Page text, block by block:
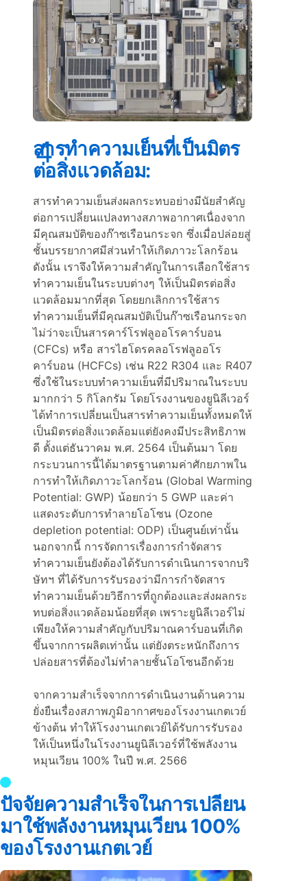
สารทำความเย็นที่เป็นมิตร
ต่อสิ่งแวดล้อม:
สารทำความเย็นส่งผลกระทบอย่างมีนัยสำคัญ
ต่อการเปลี่ยนแปลงทางสภาพอากาศเนื่องจาก
มีคุณสมบัติของก๊าซเรือนกระจก ซึ่งเมื่อปล่อยสู่
ชั้นบรรยากาศมีส่วนทำให้เกิดภาวะโลกร้อน
ดังนั้น เราจึงให้ความสำคัญในการเลือกใช้สาร
ทำความเย็นในระบบต่างๆ ให้เป็นมิตรต่อสิ่ง
แวดล้อมมากที่สุด โดยยกเลิกการใช้สาร
ทำความเย็นที่มีคุณสมบัติเป็นก๊าซเรือนกระจก
ไม่ว่าจะเป็นสารคาร์โรฟลูออโรคาร์บอน
(CFCs) หรือ สารไฮโดรคลอโรฟลูออโร
คาร์บอน (HCFCs) เช่น R22 R304 และ R407
ซึ่งใช้ในระบบทำความเย็นที่มีปริมาณในระบบ
มากกว่า 5 กิโลกรัม โดยโรงงานของยูนิลีเวอร์
ได้ทำการเปลี่ยนเป็นสารทำความเย็นทั้งหมดให้
เป็นมิตรต่อสิ่งแวดล้อมแต่ยังคงมีประสิทธิภาพ
ดี ตั้งแต่ธันวาคม พ.ศ. 2564 เป็นต้นมา โดย
กระบวนการนี้ได้มาตรฐานตามค่าศักยภาพใน
การทำให้เกิดภาวะโลกร้อน (Global Warming
Potential: GWP) น้อยกว่า 5 GWP และค่า
แสดงระดับการทำลายโอโซน (Ozone
depletion potential: ODP) เป็นศูนย์เท่านั้น
นอกจากนี้ การจัดการเรื่องการกำจัดสาร
ทำความเย็นยังต้องได้รับการดำเนินการจากบริ
ษัทฯ ที่ได้รับการรับรองว่ามีการกำจัดสาร
ทำความเย็นด้วยวิธีการที่ถูกต้องและส่งผลกระ
ทบต่อสิ่งแวดล้อมน้อยที่สุด เพราะยูนิลีเวอร์ไม่
เพียงให้ความสำคัญกับปริมาณคาร์บอนที่เกิด
ขึ้นจากการผลิตเท่านั้น แต่ยังตระหนักถึงการ
ปล่อยสารที่ต้องไม่ทำลายชั้นโอโซนอีกด้วย
จากความสำเร็จจากการดำเนินงานด้านความ
ยั่งยืนเรื่องสภาพภูมิอากาศของโรงงานเกตเวย์
ข้างต้น ทำให้โรงงานเกตเวย์ได้รับการรับรอง
ให้เป็นหนึ่งในโรงงานยูนิลีเวอร์ที่ใช้พลังงาน
หมุนเวียน 100% ในปี พ.ศ. 2566
ปัจจัยความสำเร็จในการเปลี่ยน
มาใช้พลังงานหมุนเวียน 100%
ของโรงงานเกตเวย์